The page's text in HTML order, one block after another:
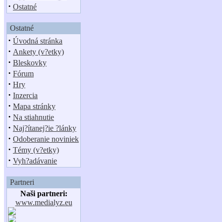
· Ostatné
Ostatné
· Úvodná stránka
· Ankety (v?etky)
· Bleskovky
· Fórum
· Hry
· Inzercia
· Mapa stránky
· Na stiahnutie
· Naj?ítanej?ie ?lánky
· Odoberanie noviniek
· Témy (v?etky)
· Vyh?adávanie
Partneri
Naši partneri:
www.medialyz.eu